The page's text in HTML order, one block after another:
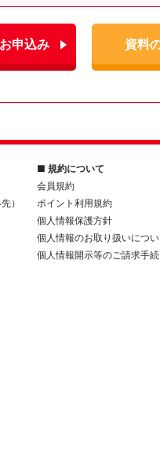
申込み 資料
）
■ 規約について
会員規約
ポイント利用規約
個人情報保護方針
個人情報のお取り扱いにつ
個人情報開示等のご請求手